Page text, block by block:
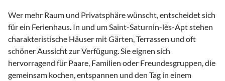
Wer mehr Raum und Privatsphäre wünscht, entscheidet sich
für ein Ferienhaus. In und um Saint-Saturnin-lès-Apt stehen
charakteristische Häuser mit Gärten, Terrassen und oft
schöner Aussicht zur Verfügung. Sie eignen sich
hervorragend für Paare, Familien oder Freundesgruppen, die
gemeinsam kochen, entspannen und den Tag in einem